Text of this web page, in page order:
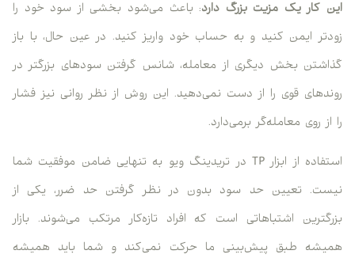
این کار یک مزیت بزرگ دارد: باعث می‌شود بخشی از سود خود را
زودتر ایمن کنید و به حساب خود واریز کنید. در عین حال، با باز
گذاشتن بخش دیگری از معامله، شانس گرفتن سودهای بزرگتر در
روندهای قوی را از دست نمی‌دهید. این روش از نظر روانی نیز فشار
را از روی معامله‌گر برمی‌دارد.
استفاده از ابزار TP در تریدینگ ویو به تنهایی ضامن موفقیت شما
نیست. تعیین حد سود بدون در نظر گرفتن حد ضرر، یکی از
بزرگترین اشتباهاتی است که افراد تازه‌کار مرتکب می‌شوند. بازار
همیشه طبق پیش‌بینی ما حرکت نمی‌کند و شما باید همیشه